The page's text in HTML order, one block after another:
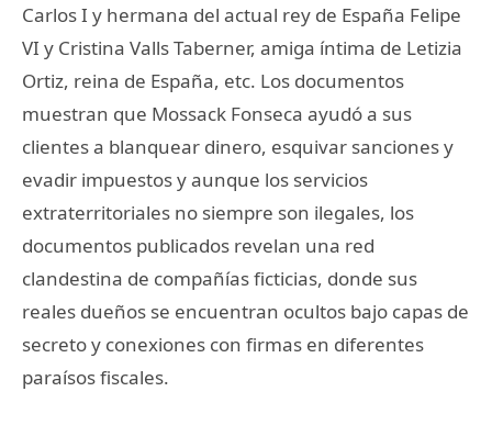
Carlos I y hermana del actual rey de España Felipe
VI y Cristina Valls Taberner, amiga íntima de Letizia
Ortiz, reina de España, etc. Los documentos
muestran que Mossack Fonseca ayudó a sus
clientes a blanquear dinero, esquivar sanciones y
evadir impuestos y aunque los servicios
extraterritoriales no siempre son ilegales, los
documentos publicados revelan una red
clandestina de compañías ficticias, donde sus
reales dueños se encuentran ocultos bajo capas de
secreto y conexiones con firmas en diferentes
paraísos fiscales.